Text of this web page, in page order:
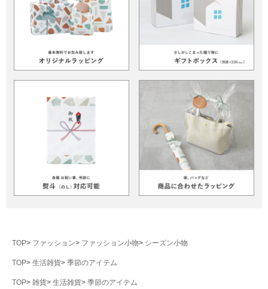
TOP ファッション ファッション小物 シーズン小物
TOP 生活雑貨 季節のアイテム
TOP 雑貨 生活雑貨 季節のアイテム